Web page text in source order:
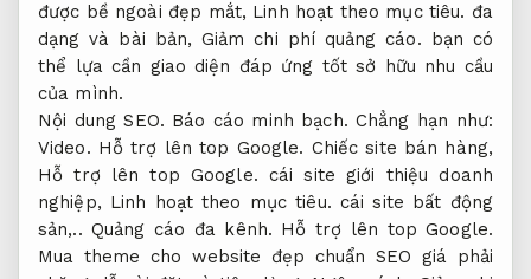
được bề ngoài đẹp mắt, Linh hoạt theo mục tiêu. đa
dạng và bài bản,Giảm chi phí quảng cáo. bạn có
thể lựa cần giao diện đáp ứng tốt sở hữu nhu cầu
của mình.
Nội dung SEO. Báo cáo minh bạch. Chẳng hạn như:
Video. Hỗ trợ lên top Google. Chiếc site bán hàng,
Hỗ trợ lên top Google. cái site giới thiệu doanh
nghiệp, Linh hoạt theo mục tiêu. cái site bất động
sản,..Quảng cáo đa kênh. Hỗ trợ lên top Google.
Mua theme cho website đẹp chuẩn SEO giá phải